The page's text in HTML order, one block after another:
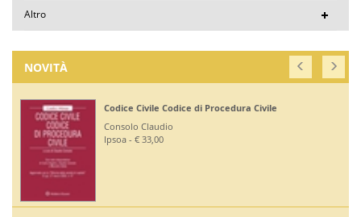
Altro
NOVITÀ
Codice Civile Codice di Procedura Civile
Consolo Claudio
Ipsoa - € 33,00